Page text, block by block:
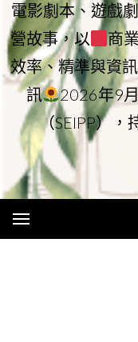
電影劇本、遊戲
營故事，以
商
效率、精準與資
訊
2026年9
（SEIPP），